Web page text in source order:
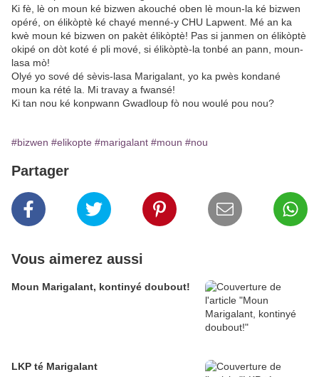
Ki fè, lè on moun ké bizwen akouché oben lè moun-la ké bizwen
opéré, on élikòptè ké chayé menné-y CHU Lapwent. Mé an ka
kwè moun ké bizwen on pakèt élikòptè! Pas si janmen on élikòptè
okipé on dòt koté é pli mové, si élikòptè-la tonbé an pann, moun-
lasa mò!
Olyé yo sové dé sèvis-lasa Marigalant, yo ka pwès kondané
moun ka rété la. Mi travay a fwansé!
Ki tan nou ké konpwann Gwadloup fò nou woulé pou nou?
#bizwen #elikopte #marigalant #moun #nou
Partager
Vous aimerez aussi
Moun Marigalant, kontinyé doubout!
LKP té Marigalant